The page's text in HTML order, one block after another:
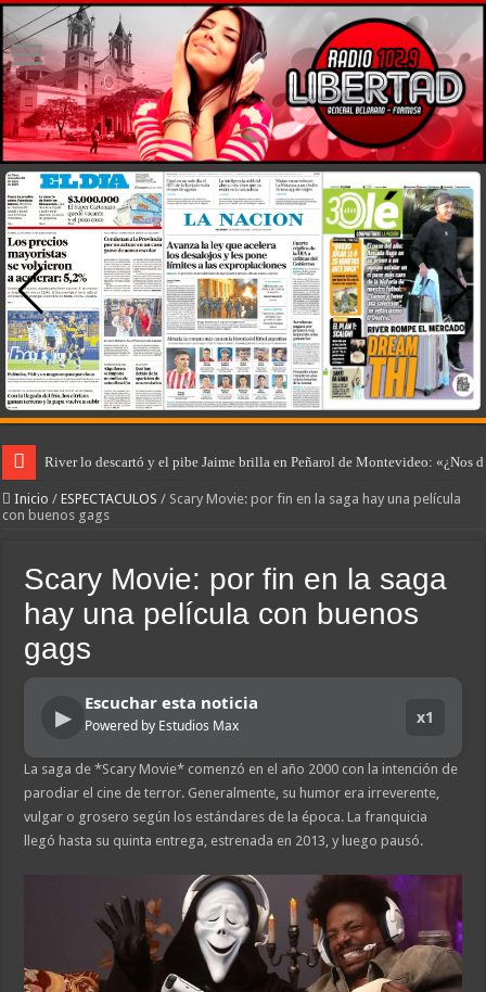
River lo descartó y el pibe Jaime brilla en Peñarol de Montevideo: «¿Nos
Inicio / ESPECTACULOS / Scary Movie: por fin en la saga hay una película
con buenos gags
Scary Movie: por fin en la saga
hay una película con buenos
gags
▶
Escuchar esta noticia
Powered by Estudios Max x1
La saga de *Scary Movie* comenzó en el año 2000 con la intención de
parodiar el cine de terror. Generalmente, su humor era irreverente,
vulgar o grosero según los estándares de la época. La franquicia
llegó hasta su quinta entrega, estrenada en 2013, y luego pausó.